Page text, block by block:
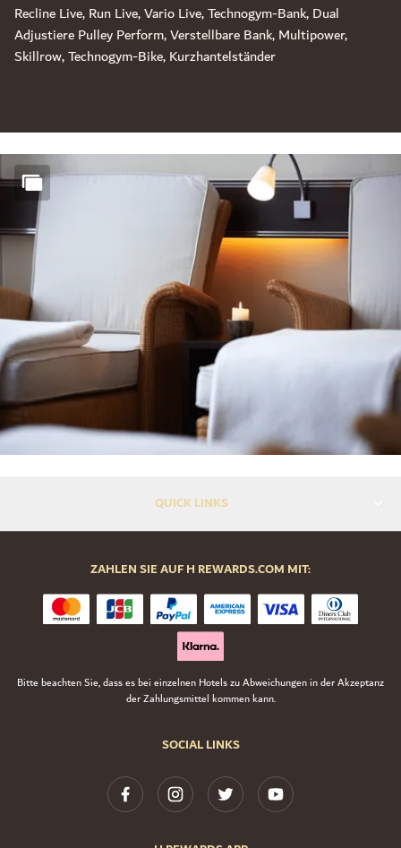
Recline Live, Run Live, Vario Live, Technogym-Bank, Dual
Adjustiere Pulley Perform, Verstellbare Bank, Multipower,
Skillrow, Technogym-Bike, Kurzhantelständer
QUICK LINKS
SOCIAL LINKS
ZAHLEN SIE AUF H REWARDS.COM MIT:
Bitte beachten Sie, dass es bei einzelnen Hotels zu Abweichungen in der Akzeptanz
der Zahlungsmittel kommen kann.